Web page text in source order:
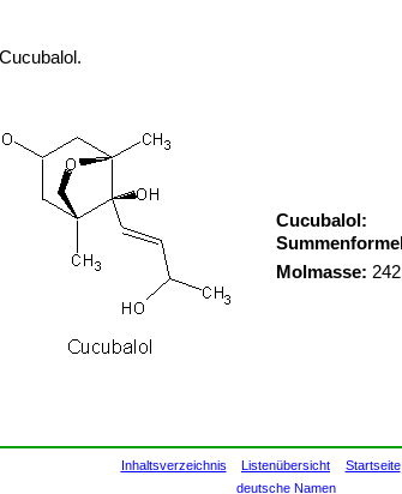
Cucubalol:
Molmasse:
Inhaltsverzeichnis Listenübersicht
Startseite
deutsche Namen